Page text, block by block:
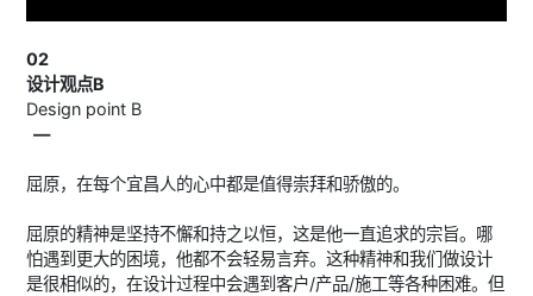
02
设计观点B
Design point B
—
屈原，在每个宜昌人的心中都是值得崇拜和骄傲的。
屈原的精神是坚持不懈和持之以恒，这是他一直追求的宗旨。哪
怕遇到更大的困境，他都不会轻易言弃。这种精神和我们做设计
是很相似的，在设计过程中会遇到客户/产品/施工等各种困难。但